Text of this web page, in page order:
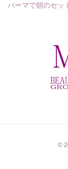
パーマで朝のセ
©